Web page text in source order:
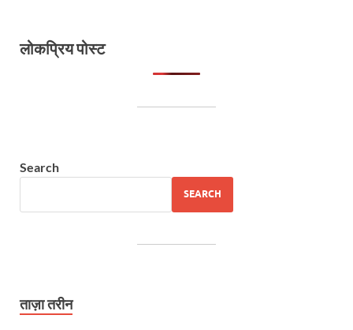
लोकप्रिय पोस्ट
Search
SEARCH
ताज़ा तरीन